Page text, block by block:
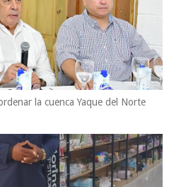
la cuenca Yaque del Norte